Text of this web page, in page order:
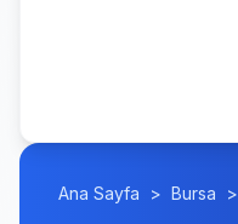
Ana Sayfa > Bursa >